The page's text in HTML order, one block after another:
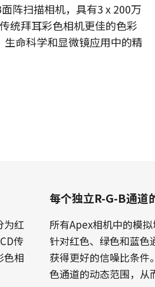
阵扫描相机，具有3 x 200万
统拜耳彩色相机更佳的色彩
命科学和显微镜应用中的精
为红
传
色相
每个独立R-G-B通道
所有Apex相机中的模
针对红色、绿色和蓝色
获得更好的信噪比条件
色通道的动态范围，从